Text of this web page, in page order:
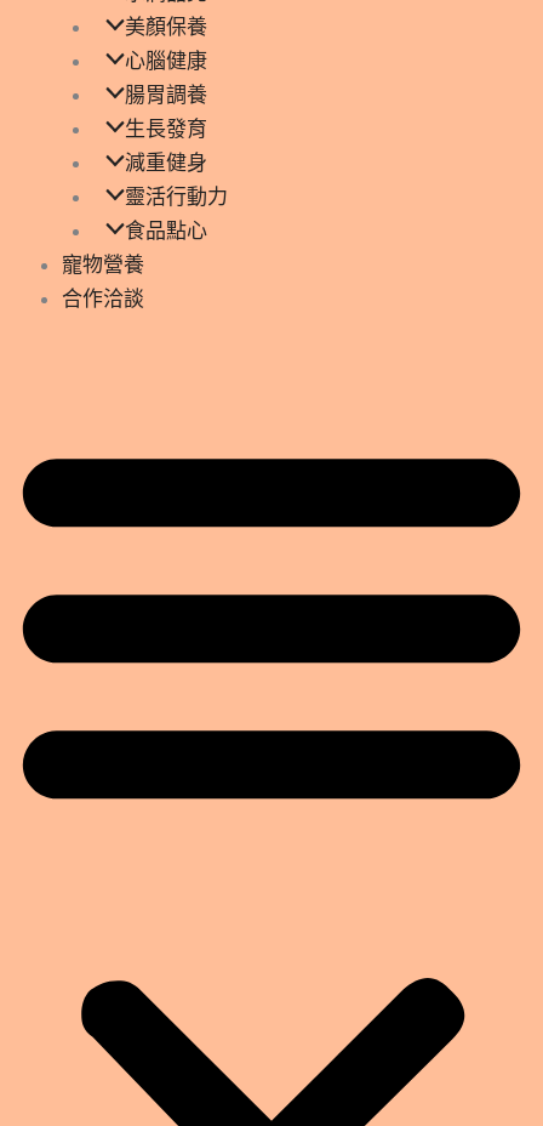
美顏保養
心腦健康
腸胃調養
生長發育
減重健身
靈活行動力
食品點心
寵物營養
合作洽談